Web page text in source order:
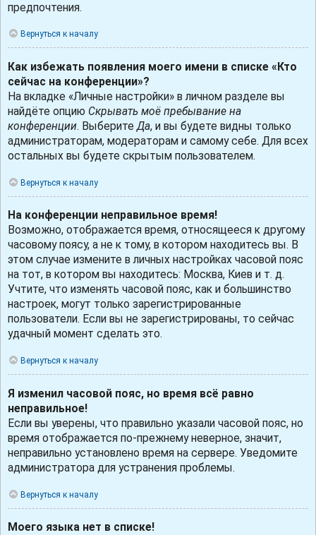
предпочтения.
Вернуться к началу
Как избежать появления моего имени в списке «Кто
сейчас на конференции»?
На вкладке «Личные настройки» в личном разделе вы
найдёте опцию Скрывать моё пребывание на
конференции. ВыберитеДа, и вы будете видны только
администраторам, модераторам и самому себе. Для всех
остальных вы будете скрытым пользователем.
Вернуться к началу
На конференции неправильное время!
Возможно, отображается время, относящееся к другому
часовому поясу, а не к тому, в котором находитесь вы. В
этом случае измените в личных настройках часовой пояс
на тот, в котором вы находитесь: Москва, Киев и т. д.
Учтите, что изменять часовой пояс, как и большинство
настроек, могут только зарегистрированные
пользователи. Если вы не зарегистрированы, то сейчас
удачный момент сделать это.
Вернуться к началу
Я изменил часовой пояс, но время всё равно
неправильное!
Если вы уверены, что правильно указали часовой пояс, но
время отображается по-прежнему неверное, значит,
неправильно установлено время на сервере. Уведомите
администратора для устранения проблемы.
Вернуться к началу
Моего языка нет в списке!